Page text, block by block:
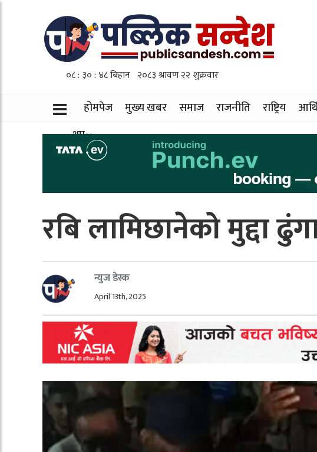
होमपेज मुख्य खबर समाज राजनीति राष्ट्रिय
थप
रबि लामिछानेको मुद्दा
न्युज डेस्क
April 13th, 2025